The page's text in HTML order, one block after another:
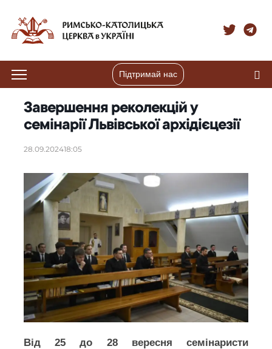
Підтримай нас
Завершення реколекцій у
семінарії Львівської архідієцезії
28.09.202418:05
Від 25 до 28 вересня семінаристи